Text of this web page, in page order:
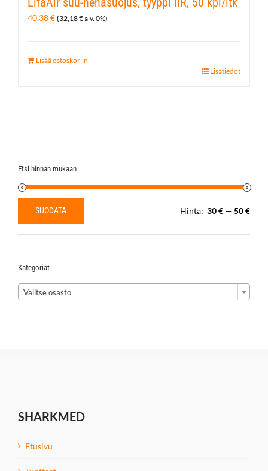
40,38€ (32,18€alv. 0%)
Lisää ostoskoriin
Lisätiedot
Etsi hinnan mukaan
Minimihinta
Maksimihinta
SUODATA Hinta: 30 € — 50 €
Kategoriat
Valitse osasto
SHARKMED
Etusivu